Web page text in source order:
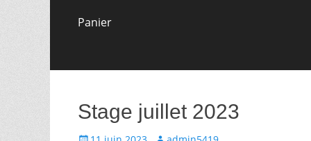
contenu
Panier
Stage juillet 2023